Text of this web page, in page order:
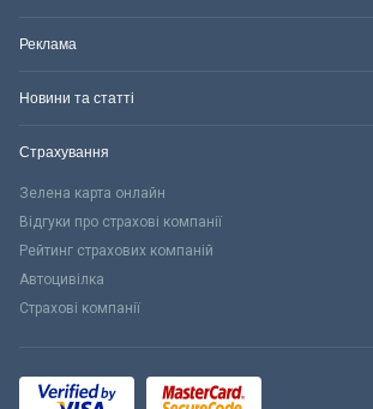
Реклама
Новини та статті
Страхування
Зелена карта онлайн
Відгуки про страхові компанії
Рейтинг страхових компаній
Автоцивілка
Страхові компанії